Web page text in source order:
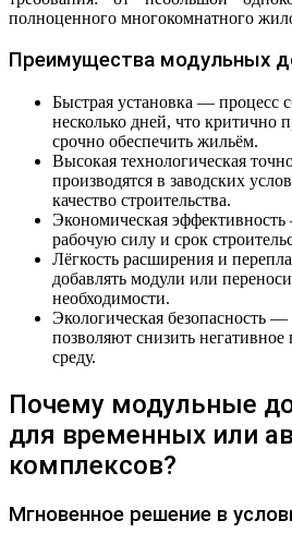
полноценного многокомнатного
Преимущества модульных
Быстрая установка — процесс
несколько дней, что критично
срочно обеспечить жильём.
Высокая технологическая
производятся в заводских
качество строительства.
Экономическая
рабочую силу и срок
Лёгкость расширения и
добавлять модули или
необходимости.
Экологическая безопасность
позволяют снизить
среду.
Почему модульные
для временных или
комплексов?
Мгновенное решение в